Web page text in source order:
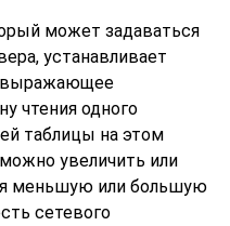
может задаваться
устанавливает
выражающее
чтения одного
таблицы на этом
увеличить или
меньшую или большую
сетевого